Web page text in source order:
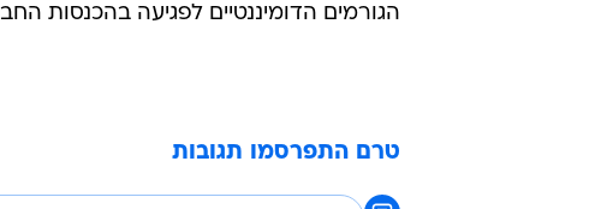
הגורמים הדומיננטיים לפגיעה בהכנסות
טרם התפרסמו תגובות